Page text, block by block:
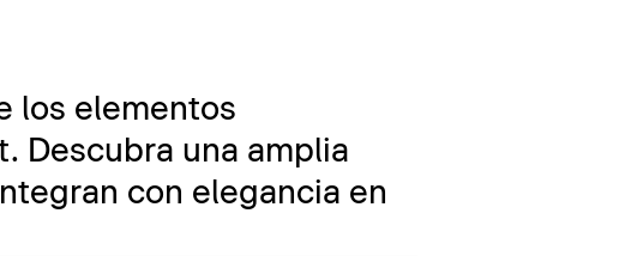
los elementos
Descubra una amplia
con elegancia en